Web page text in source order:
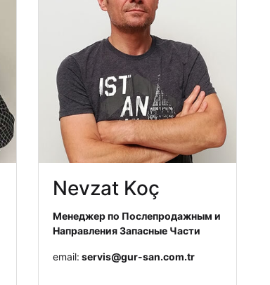
Nevzat Koç
Менеджер по Послепродажным и
Направления Запасные Части
email: servis@gur-san.com.tr